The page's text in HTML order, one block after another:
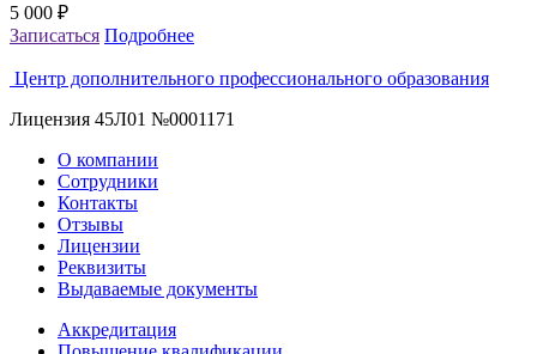
5 000 ₽
Записаться Подробнее
Центр дополнительного профессионального образования
Лицензия 45Л01 №0001171
О компании
Сотрудники
Контакты
Отзывы
Лицензии
Реквизиты
Выдаваемые документы
Аккредитация